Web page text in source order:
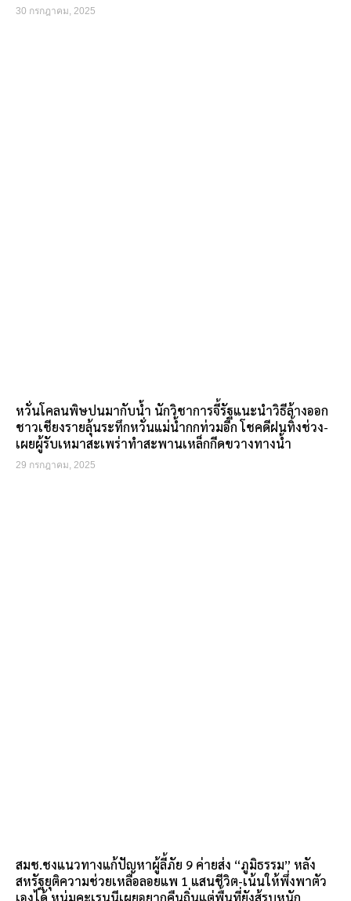
30 กรกฎาคม, 2025
หวั่นโคลนพิษปนมากับน้ำ นักวิชาการจี้รัฐแนะนำวิธีล้างออก
ชาวเชียงรายลุ้นระทึกหวั่นแม่น้ำกกท่วมอีก โชคดีฝนทิ้งช่วง-
เผยผู้รับเหมาสะเพร่าทำสะพานเหล็กกีดขวางทางน้ำ
29 กรกฎาคม, 2025
สมช.ชงแนวทางแก้ปัญหาผู้ลี้ภัย 9 ค่ายส่ง “ภูมิธรรม” หลัง
สหรัฐยุติความช่วยเหลือลอยแพ 1 แสนชีวิต-เน้นให้พึ่งพาตัว
เองได้ หนุ่มคะเรนนีเผยอยากคืนถิ่นแต่พื้นที่ยังสู้รบหนัก